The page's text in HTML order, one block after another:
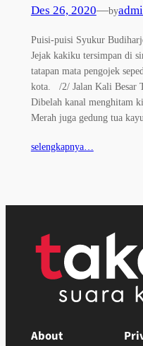
Des 26, 2020—by
Puisi-puisi Syukur
Jejak kakiku tersimpan di
tatapan mata pengojek
kota. /2/ Jalan Kali Besar
Dibelah kanal menghitam
Merah juga gedung tua
selengkapnya…
About